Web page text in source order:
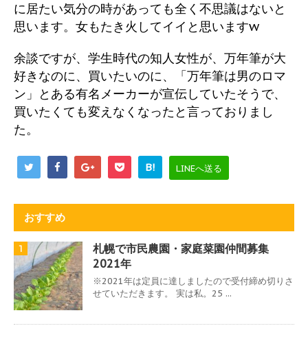
に居たい気分の時があっても全く不思議はないと
思います。女もたき火してイイと思いますw
余談ですが、学生時代の知人女性が、万年筆が大
好きなのに、買いたいのに、「万年筆は男のロマ
ン」とある有名メーカーが宣伝していたそうで、
買いたくても変えなくなったと言っておりまし
た。
B! LINEへ送る
おすすめ
1
札幌で市民農園・家庭菜園仲間募集
2021年
※2021年は定員に達しましたので受付締め切りさ
せていただきます。 実は私。25 ...